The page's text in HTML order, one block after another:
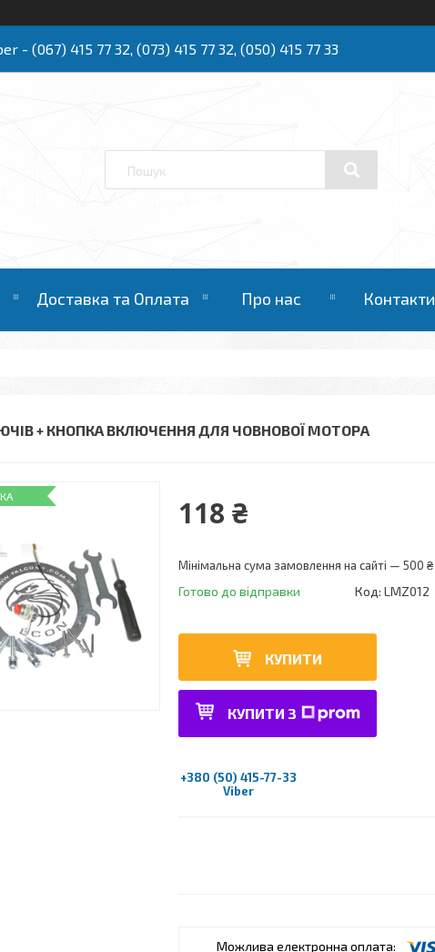
- (067) 415 77 32, (073) 415 77 32, (050) 415 77 33
Доставка та Оплата Про нас Контакти
+ КНОПКА ВКЛЮЧЕННЯ ДЛЯ ЧОВНОВОЇ МОТОРА
118 ₴
Мінімальна сума замовлення на сайті — 500 ₴
Готово до відправки Код: LMZ012
КУПИТИ
КУПИТИ З
+380 (50) 415-77-33
Viber